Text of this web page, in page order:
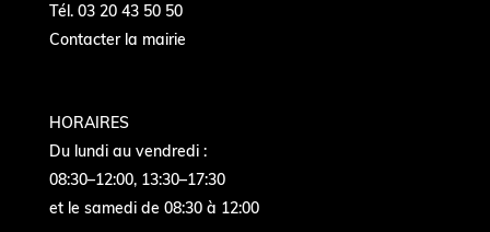
Tél. 03 20 43 50 50
Contacter la mairie
HORAIRES
Du lundi au vendredi :
08:30–12:00, 13:30–17:30
et le samedi de 08:30 à 12:00